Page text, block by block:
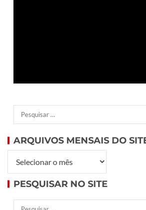
ARQUIVOS MENSAIS DO
PESQUISAR NO SITE